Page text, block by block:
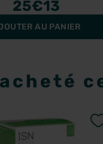
25€13
AU PANIER